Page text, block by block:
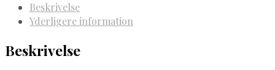
Beskrivelse
Yderligere information
Beskrivelse